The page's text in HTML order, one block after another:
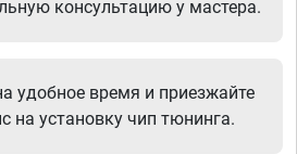
консультацию у мастера.
удобное время и приезжайте
на установку чип тюнинга.